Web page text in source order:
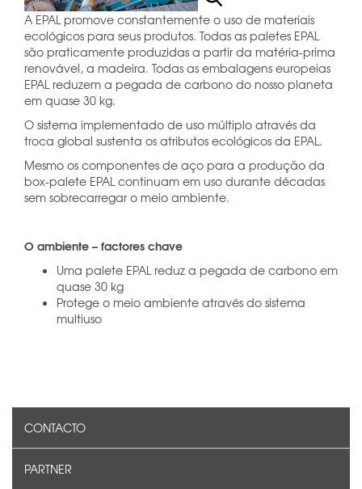
A EPAL promove constantemente o uso de materiais
ecológicos para seus produtos. Todas as paletes EPAL
são praticamente produzidas a partir da matéria-prima
renovável, a madeira. Todas as embalagens europeias
EPAL reduzem a pegada de carbono do nosso planeta
em quase 30 kg.
O sistema implementado de uso múltiplo através da
troca global sustenta os atributos ecológicos da EPAL.
Mesmo os componentes de aço para a produção da
box-palete EPAL continuam em uso durante décadas
sem sobrecarregar o meio ambiente.
O ambiente – factores chave
Uma palete EPAL reduz a pegada de carbono em
quase 30 kg
Protege o meio ambiente através do sistema
multiuso
CONTACTO
PARTNER